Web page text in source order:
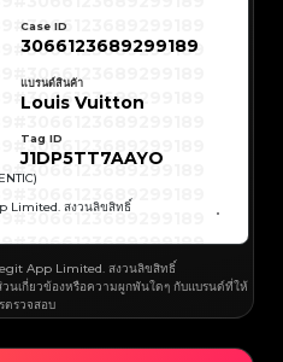
#3066123689299189
#3066123689299189
#3066123689299189
#3066123689299189
#3066123689299189
#3066123689299189
#3066123689299189
#3066123689299189
#3066123689299189
#3066123689299189
#3066123689299189
#3066123689299189
#3066123689299189
#3066123689299189
#3066123689299189
#3066123689299189
#3066123689299189
#3066123689299189
#3066123689299189
#3066123689299189
#3066123689299189
#3066123689299189
#3066123689299189
#3066123689299189
#3066123689299189
Case ID
3066123689299189
แบรนด์สินค้า
Louis Vuitton
Tag ID
J1DP5TT7AAYO
Limited. สงวนลิขสิทธิ์
App Limited. สงวนลิขสิทธิ์
นเกี่ยวข้องหรือความผูกพันใดๆ กับแบรนด์ที่ให้
ตรวจสอบ